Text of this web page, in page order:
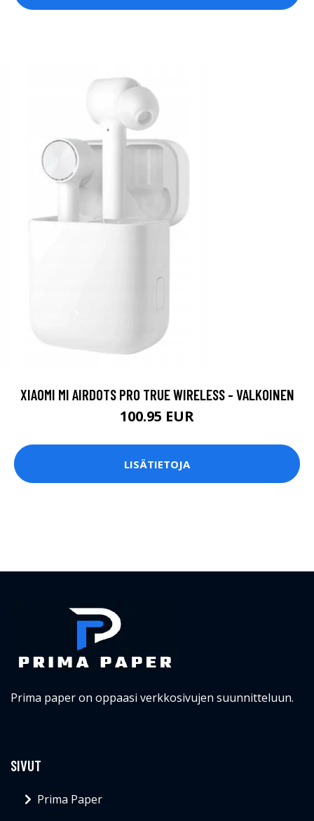
XIAOMI MI AIRDOTS PRO TRUE WIRELESS - VALKOINEN
100.95 EUR
LISÄTIETOJA
Prima paper on oppaasi verkkosivujen suunnitteluun.
SIVUT
Prima Paper